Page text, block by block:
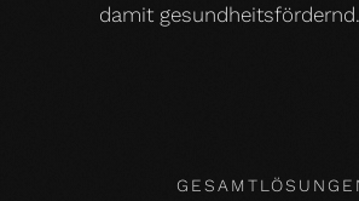
damit gesundheitsfördernd.